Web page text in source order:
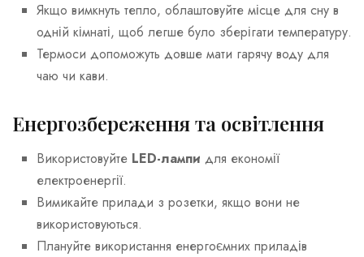
Якщо вимкнуть тепло, облаштовуйте місце для сну в
одній кімнаті, щоб легше було зберігати температуру.
Термоси допоможуть довше мати гарячу воду для
чаю чи кави.
Енергозбереження та освітлення
Використовуйте LED-лампи для економії
електроенергії.
Вимикайте прилади з розетки, якщо вони не
використовуються.
Плануйте використання енергоємних приладів